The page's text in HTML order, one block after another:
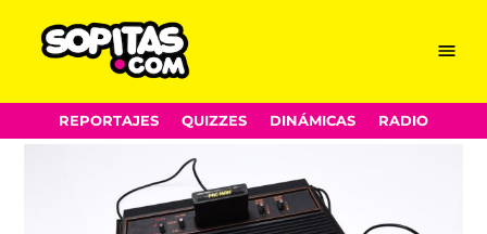
Skip
to
Menu
REPORTAJES QUIZZES DINÁMICAS RADIO